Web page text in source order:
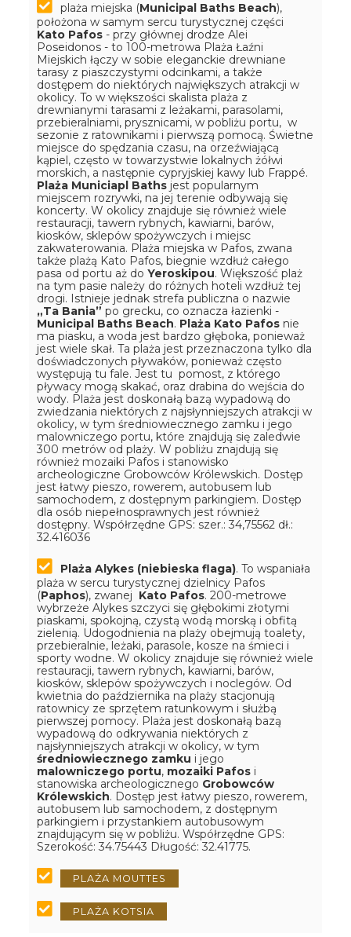
plaża miejska (Municipal Baths Beach),
położona w samym sercu turystycznej części
Kato Pafos - przy głównej drodze Alei
Poseidonos - to 100-metrowa Plaża Łaźni
Miejskich łączy w sobie eleganckie drewniane
tarasy z piaszczystymi odcinkami, a także
dostępem do niektórych największych atrakcji w
okolicy. To w większości skalista plaża z
drewnianymi tarasami z leżakami, parasolami,
przebieralniami, prysznicami, w pobliżu portu, w
sezonie z ratownikami i pierwszą pomocą. Świetne
miejsce do spędzania czasu, na orzeźwiającą
kąpiel, często w towarzystwie lokalnych żółwi
morskich, a następnie cypryjskiej kawy lub Frappé.
Plaża Municiapl Baths jest popularnym
miejscem rozrywki, na jej terenie odbywają się
koncerty. W okolicy znajduje się również wiele
restauracji, tawern rybnych, kawiarni, barów,
kiosków, sklepów spożywczych i miejsc
zakwaterowania. Plaża miejska w Pafos, zwana
także plażą Kato Pafos, biegnie wzdłuż całego
pasa od portu aż doYeroskipou. Większość plaż
na tym pasie należy do różnych hoteli wzdłuż tej
drogi. Istnieje jednak strefa publiczna o nazwie
„Ta Bania” po grecku, co oznacza łazienki -
Municipal Baths Beach. Plaża Kato Pafos nie
ma piasku, a woda jest bardzo głęboka, ponieważ
jest wiele skał. Ta plaża jest przeznaczona tylko dla
doświadczonych pływaków, ponieważ często
występują tu fale. Jest tu pomost, z którego
pływacy mogą skakać, oraz drabina do wejścia do
wody. Plaża jest doskonałą bazą wypadową do
zwiedzania niektórych z najsłynniejszych atrakcji w
okolicy, w tym średniowiecznego zamku i jego
malowniczego portu, które znajdują się zaledwie
300 metrów od plaży. W pobliżu znajdują się
również mozaiki Pafos i stanowisko
archeologiczne Grobowców Królewskich. Dostęp
jest łatwy pieszo, rowerem, autobusem lub
samochodem, z dostępnym parkingiem. Dostęp
dla osób niepełnosprawnych jest również
dostępny. Współrzędne GPS: szer.: 34,75562 dł.:
32.416036
Plaża Alykes (niebieska flaga). To wspaniała
plaża w sercu turystycznej dzielnicy Pafos
(Paphos), zwanej Kato Pafos. 200-metrowe
wybrzeże Alykes szczyci się głębokimi złotymi
piaskami, spokojną, czystą wodą morską i obfitą
zielenią. Udogodnienia na plaży obejmują toalety,
przebieralnie, leżaki, parasole, kosze na śmieci i
sporty wodne. W okolicy znajduje się również wiele
restauracji, tawern rybnych, kawiarni, barów,
kiosków, sklepów spożywczych i noclegów. Od
kwietnia do października na plaży stacjonują
ratownicy ze sprzętem ratunkowym i służbą
pierwszej pomocy. Plaża jest doskonałą bazą
wypadową do odkrywania niektórych z
najsłynniejszych atrakcji w okolicy, w tym
średniowiecznego zamku i jego
malowniczego portu, mozaiki Pafos i
stanowiska archeologicznego Grobowców
Królewskich. Dostęp jest łatwy pieszo, rowerem,
autobusem lub samochodem, z dostępnym
parkingiem i przystankiem autobusowym
znajdującym się w pobliżu. Współrzędne GPS:
Szerokość: 34.75443 Długość: 32.41775.
PLAŻA MOUTTES
PLAŻA KOTSIA